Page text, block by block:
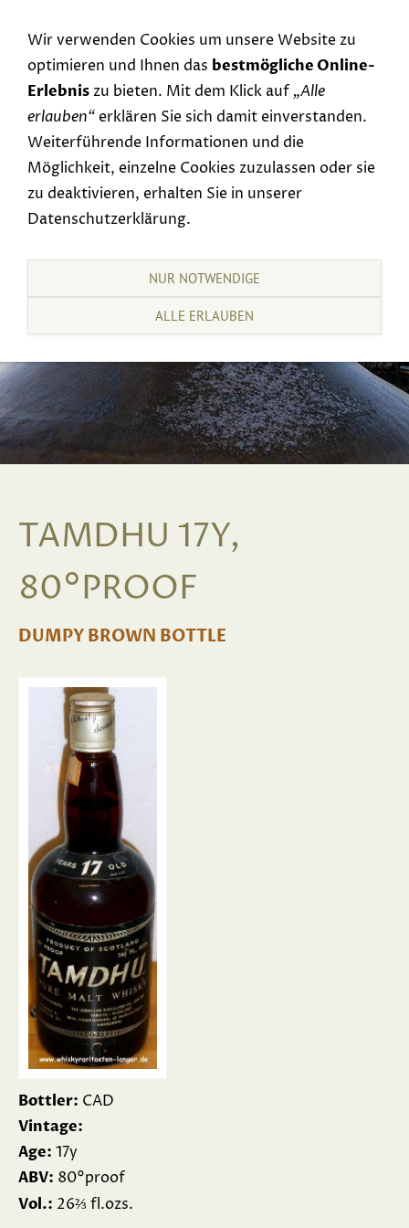
TAMDHU 17Y,
80°PROOF
DUMPY BROWN BOTTLE
Bottler: CAD
Vintage:
Age: 17y
ABV: 80°proof
Vol.: 26⅔ fl.ozs.
Wir verwenden Cookies um unsere Website zu
optimieren und Ihnen das bestmögliche Online-
Erlebniszu bieten. Mit dem Klick auf „Alle
erlauben“erklären Sie sich damit einverstanden.
Weiterführende Informationen und die
Möglichkeit, einzelne Cookies zuzulassen oder sie
zu deaktivieren, erhalten Sie in unserer
Datenschutzerklärung.
NUR NOTWENDIGE
ALLE ERLAUBEN